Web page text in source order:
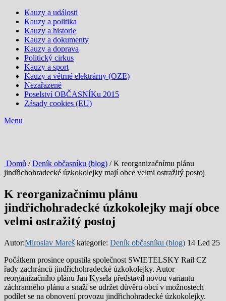
Kauzy a události
Kauzy a politika
Kauzy a historie
Kauzy a dokumenty
Kauzy a doprava
Politický cirkus
Kauzy a sport
Kauzy a větrné elektrárny (OZE)
Nezařazené
Poselství OBČASNÍKu 2015
Zásady cookies (EU)
Menu
Domů /Deník občasníku (blog) / K reorganizačnímu plánu
jindřichohradecké úzkokolejky mají obce velmi ostražitý postoj
K reorganizačnímu plánu
jindřichohradecké úzkokolejky mají obce
velmi ostražitý postoj
Autor:Miroslav Mareš kategorie: Deník občasníku (blog) 14 Led 25
Počátkem prosince opustila společnost SWIETELSKY Rail CZ
řady zachránců jindřichohradecké úzkokolejky. Autor
reorganizačního plánu Jan Kysela představil novou variantu
záchranného plánu a snaží se udržet důvěru obcí v možnostech
podílet se na obnovení provozu jindřichohradecké úzkokolejky.